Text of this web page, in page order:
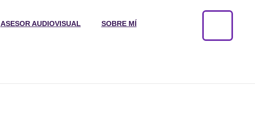
ASESOR AUDIOVISUAL SOBRE MÍ